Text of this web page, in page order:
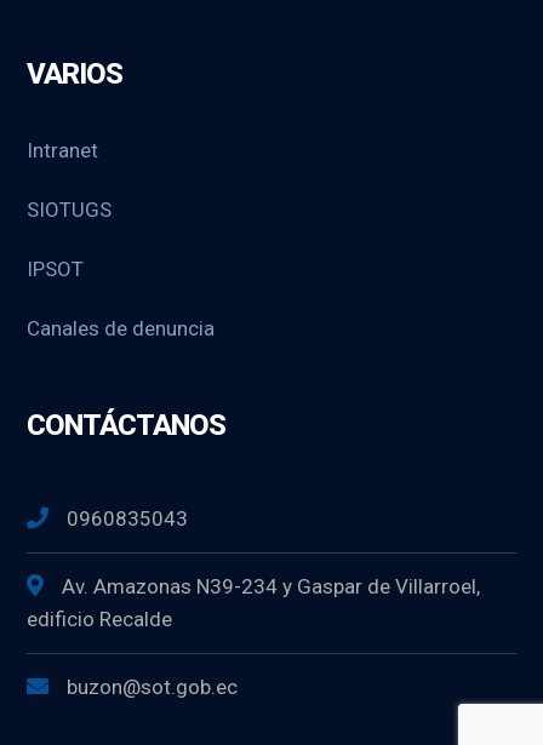
VARIOS
Intranet
SIOTUGS
IPSOT
Canales de denuncia
CONTÁCTANOS
0960835043
Av. Amazonas N39-234 y Gaspar de Villarroel,
edificio Recalde
buzon@sot.gob.ec